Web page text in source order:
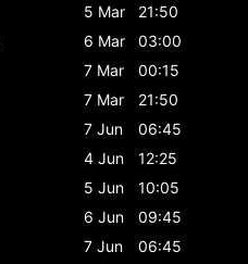
5 Mar
21:50
6 Mar
03:00
7 Mar
00:15
7 Mar
21:50
7 Jun
06:45
4 Jun
12:25
5 Jun
10:05
6 Jun
09:45
7 Jun
06:45